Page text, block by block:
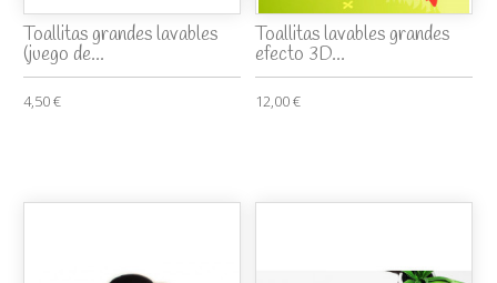
Toallitas grandes lavables
(juego de...
4,50 €
Toallitas lavables grandes
efecto 3D...
12,00 €